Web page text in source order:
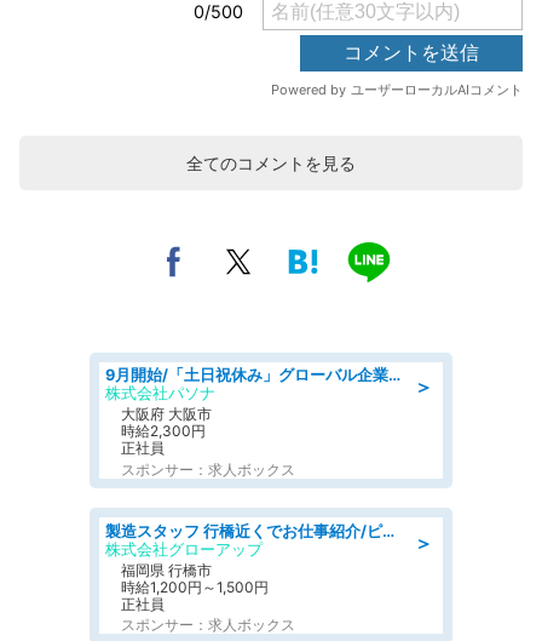
全てのコメントを見る
＞
9月開始/「土日祝休み」グローバル企業での産業保健のお仕事/保健師/高時給/残業なし/服装自由
株式会社パソナ
大阪府 大阪市
時給2,300円
正社員
スポンサー：求人ボックス
＞
製造スタッフ 行橋近くでお仕事紹介/ピッキング·組立·検査·リフトなど
株式会社グローアップ
福岡県 行橋市
時給1,200円～1,500円
正社員
スポンサー：求人ボックス